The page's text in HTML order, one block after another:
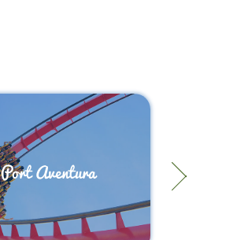
Port Aventura